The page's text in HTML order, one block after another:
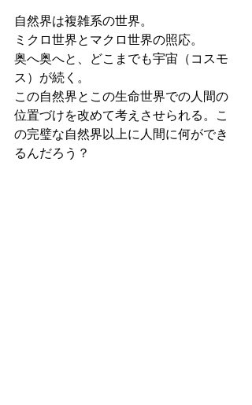
自然界は複雑系の世界。
ミクロ世界とマクロ世界の照応。
奥へ奥へと、どこまでも宇宙（コスモ
ス）が続く。
この自然界とこの生命世界での人間の
位置づけを改めて考えさせられる。こ
の完璧な自然界以上に人間に何ができ
るんだろう？